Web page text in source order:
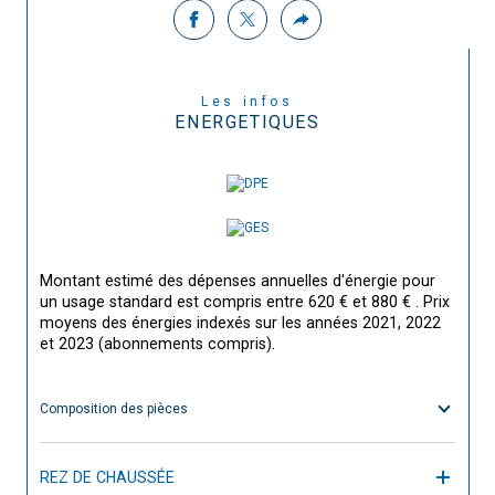
Les infos
ENERGETIQUES
Montant estimé des dépenses annuelles d'énergie pour
un usage standard est compris entre 620 € et 880 € . Prix
moyens des énergies indexés sur les années 2021, 2022
et 2023 (abonnements compris).
Composition des pièces
REZ DE CHAUSSÉE